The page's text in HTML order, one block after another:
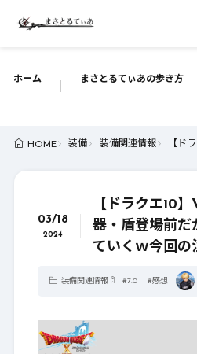
ホーム まさとるてぃあの歩き方
HOME 装備 装備関連情報 【ド
03/18
2024
【ドラクエ10
器・盾登場前だ
ていくｗ今回の
装備関連情報 #7.0 #感想